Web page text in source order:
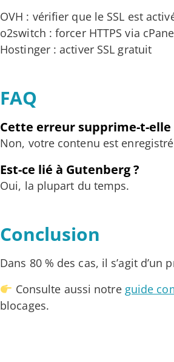
OVH : vérifier que le SSL est
o2switch : forcer HTTPS via
Hostinger : activer SSL gratuit
FAQ
Cette erreur supprime-t-elle
Non, votre contenu est
Est-ce lié à Gutenberg ?
Oui, la plupart du temps.
Conclusion
Dans 80 % des cas, il s’agit d’un
Consulte aussi notre guide
blocages.